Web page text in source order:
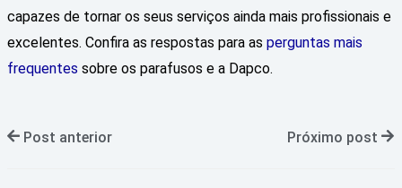
capazes de tornar os seus serviços ainda mais profissionais e
excelentes. Confira as respostas para asperguntas mais
frequentes sobre os parafusos e a Dapco.
Post anterior Próximo post